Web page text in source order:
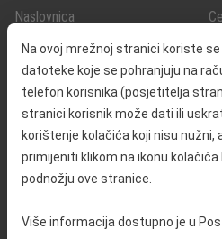
Na ovoj mrežnoj stranici koriste
datoteke koje se pohranjuju na
telefon korisnika (posjetitelja
stranici korisnik može dati ili
korištenje kolačića koji nisu nužni,
primijeniti klikom na ikonu kolačića
podnožju ove stranice.
Više informacija dostupno je u
Naslovnica
O nama
Kontakt
Javna nabava
Odnosi s javnošću